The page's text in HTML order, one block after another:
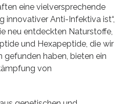
eine vielversprechende
innovativer Anti-Infektiva ist“,
neu entdeckten Naturstoffe,
und Hexapeptide, die wir
gefunden haben, bieten ein
von